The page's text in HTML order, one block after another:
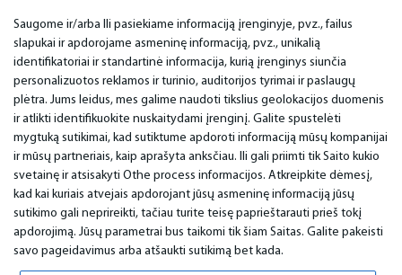
Saugome ir/arba Ili pasiekiame informaciją įrenginyje, pvz., failus
slapukai ir apdorojame asmeninę informaciją, pvz., unikalią
identifikatoriai ir standartinė informacija, kurią įrenginys siunčia
personalizuotos reklamos ir turinio, auditorijos tyrimai ir paslaugų
plėtra. Jums leidus, mes galime naudoti tikslius geolokacijos duomenis
ir atlikti identifikuokite nuskaitydami įrenginį. Galite spustelėti
mygtuką sutikimai, kad sutiktume apdoroti informaciją mūsų kompanijai
ir mūsų partneriais, kaip aprašyta anksčiau. Ili gali priimti tik Saito kukio
svetainę ir atsisakyti Othe process informacijos. Atkreipkite dėmesį,
kad kai kuriais atvejais apdorojant jūsų asmeninę informaciją jūsų
sutikimo gali neprireikti, tačiau turite teisę paprieštarauti prieš tokį
apdorojimą. Jūsų parametrai bus taikomi tik šiam Saitas. Galite pakeisti
savo pageidavimus arba atšaukti sutikimą bet kada.
SVARBU
Garantija
Mokėjimas
Naudojimo sąlygos
Privatumo politika
Kontaktai
Nuotolinė sutartis
KONTAKTINIAI DUOMENYS
Telefonas. +370 37248857
email: info@bm.lv
WhatsApp +371 27725222
Latvia, Riga, Krasta 89, LV-1019
© 2026 All Rights Reserved.